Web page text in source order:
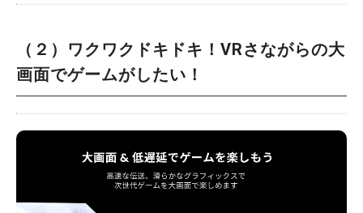
（２）ワクワクドキドキ！VRさながらの大
画面でゲームがしたい！